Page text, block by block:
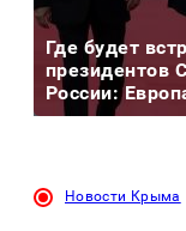
Где будет
президентов
России:
Новости Крыма